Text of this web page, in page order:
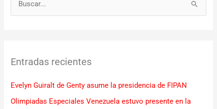
a
p
o
Entradas recientes
Evelyn Guiralt de Genty asume la presidencia de FIPAN
Olimpiadas Especiales Venezuela estuvo presente en la